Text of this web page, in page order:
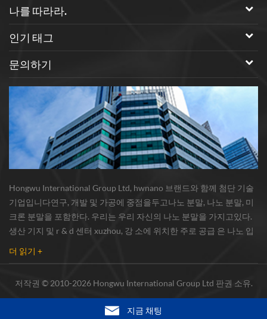
나를 따라라.
인기 태그
문의하기
Hongwu International Group Ltd, hwnano 브랜드와 함께 첨단 기술
기업입니다연구, 개발 및 가공에 중점을두고나노 분말, 나노 분말, 미
크론 분말을 포함한다. 우리는 우리 자신의 나노 분말을 가지고있다.
생산 기지 및 r & d 센터 xuzhou, 강 소에 위치한 주로 공급 은 나노 입
하게 유명한 연구와 협력했다.대학, 국내 선도 기술 공장 및 국립 연구
더 읽기 +
저작권 © 2010-2026 Hongwu International Group Ltd 판권 소유.
지금 채팅